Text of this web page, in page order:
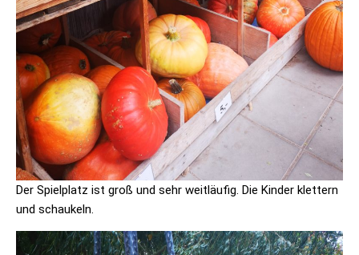
Der Spielplatz ist groß und sehr weitläufig. Die Kinder klettern
und schaukeln.